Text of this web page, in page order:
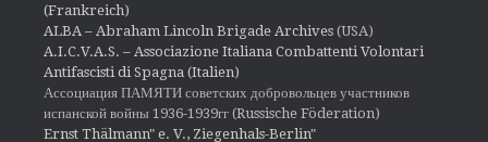
(Frankreich)
ALBA – Abraham Lincoln Brigade Archives (USA)
A.I.C.V.A.S. – Associazione Italiana Combattenti Volontari
Antifascisti di Spagna (Italien)
Ассоциация ПАМЯТИ советских добровольцев участников
испанской войны 1936-1939гг (Russische Föderation)
Ernst Thälmann" e. V., Ziegenhals-Berlin"